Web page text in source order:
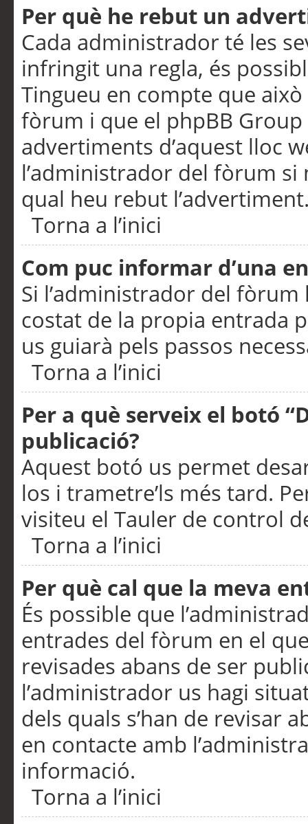
Per què he rebut un
Cada administrador té les
infringit una regla, és
Tingueu en compte que
fòrum i que el phpBB
advertiments d’aquest lloc
l’administrador del fòrum
qual heu rebut
Torna a l’inici
Com puc informar d’una
Si l’administrador del
costat de la propia entrada
us guiarà pels passos
Torna a l’inici
Per a què serveix el botó
publicació?
Aquest botó us permet
los i trametre’ls més tard.
visiteu el Tauler de control
Torna a l’inici
Per què cal que la meva
És possible que
entrades del fòrum en el
revisades abans de ser
l’administrador us hagi
dels quals s’han de revisar
en contacte amb
informació.
Torna a l’inici